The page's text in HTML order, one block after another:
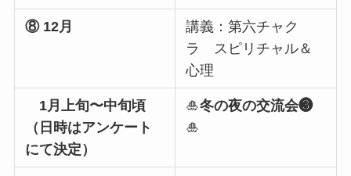
⑧ 12月
講義：第六チャク
ラ スピリチャル＆
心理
1月上旬〜中旬頃
（日時はアンケート
にて決定）
🎍冬の夜の交流会❸
🎍